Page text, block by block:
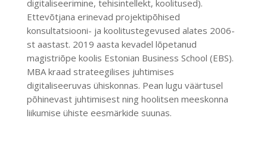
digitaliseerimine, tehisintellekt, koolitused).
Ettevõtjana erinevad projektipõhised
konsultatsiooni- ja koolitustegevused alates 2006-
st aastast. 2019 aasta kevadel lõpetanud
magistriõpe koolis Estonian Business School (EBS).
MBA kraad strateegilises juhtimises
digitaliseeruvas ühiskonnas. Pean lugu väärtusel
põhinevast juhtimisest ning hoolitsen meeskonna
liikumise ühiste eesmärkide suunas.